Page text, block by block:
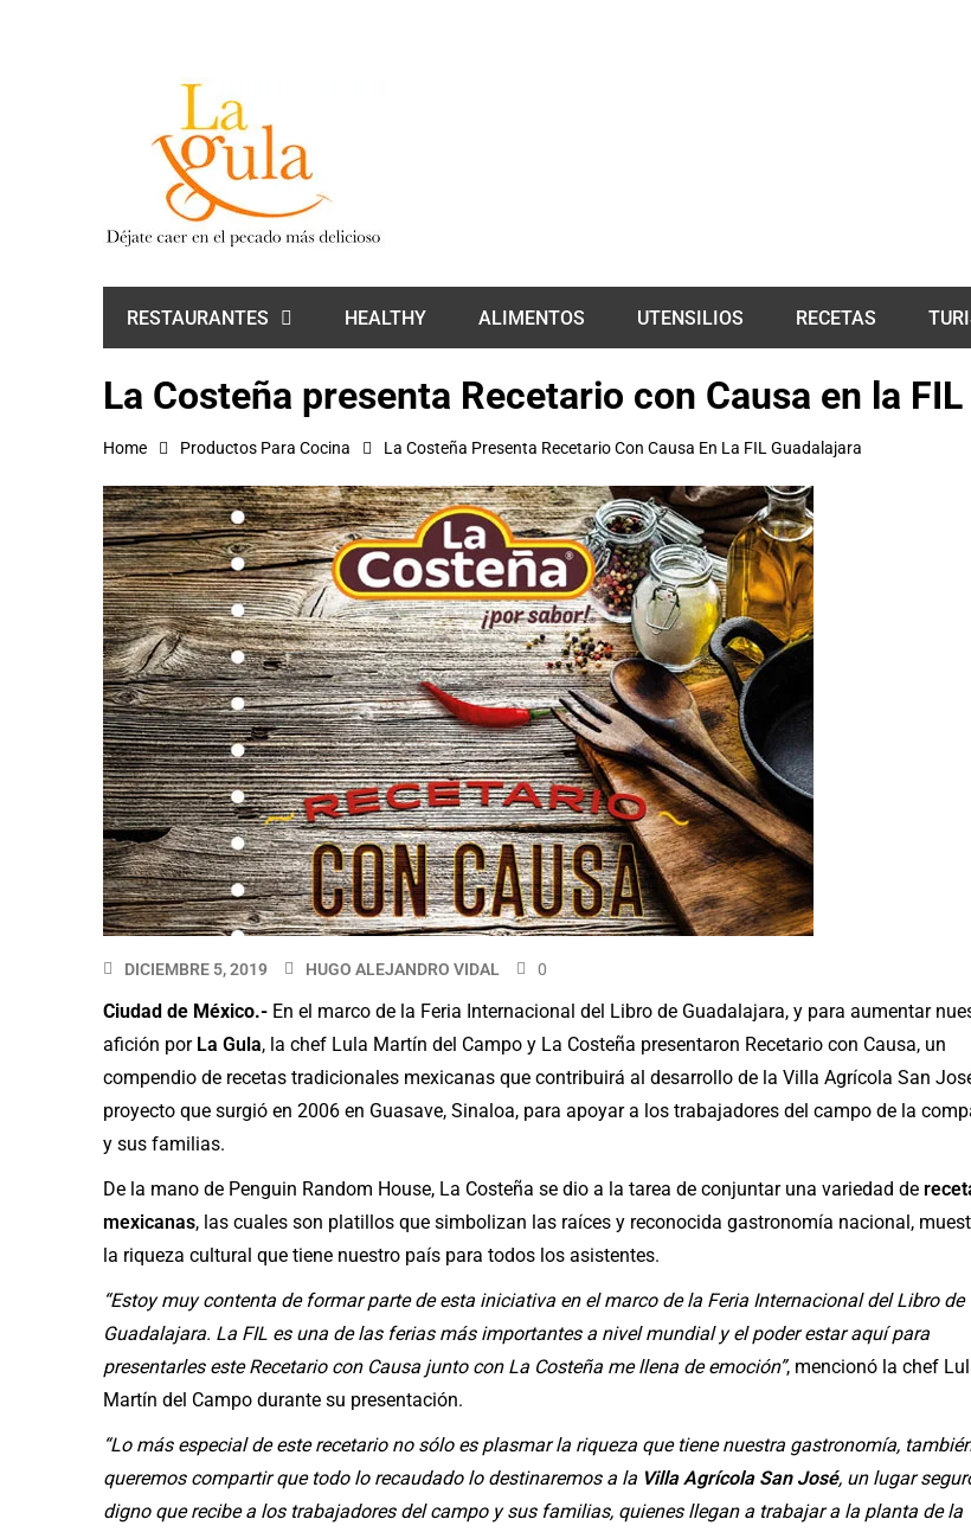
RESTAURANTES HEALTHY ALIMENTOS UTENSILIOS RECETAS
La Costeña presenta Recetario con Causa en la
Home Productos Para Cocina La Costeña Presenta Recetario Con Causa En La FIL Guadalajara
DICIEMBRE 5, 2019 HUGO ALEJANDRO VIDAL 0
Ciudad de México.- En el marco de la Feria Internacional del Libro de Guadalajara, y para aumentar
afición por La Gula, la chef Lula Martín del Campo y La Costeña presentaron Recetario con Causa, un
compendio de recetas tradicionales mexicanas que contribuirá al desarrollo de la Villa Agrícola San
proyecto que surgió en 2006 en Guasave, Sinaloa, para apoyar a los trabajadores del campo de la
y sus familias.
De la mano de Penguin Random House, La Costeña se dio a la tarea de conjuntar una variedad de
mexicanas, las cuales son platillos que simbolizan las raíces y reconocida gastronomía nacional,
la riqueza cultural que tiene nuestro país para todos los asistentes.
“Estoy muy contenta de formar parte de esta iniciativa en el marco de la Feria Internacional del Libro de
Guadalajara. La FIL es una de las ferias más importantes a nivel mundial y el poder estar aquí para
presentarles este Recetario con Causa junto con La Costeña me llena de emoción”, mencionó la chef
Martín del Campo durante su presentación.
“Lo más especial de este recetario no sólo es plasmar la riqueza que tiene nuestra gastronomía,
queremos compartir que todo lo recaudado lo destinaremos a la Villa Agrícola San José, un lugar
digno que recibe a los trabajadores del campo y sus familias, quienes llegan a trabajar a la planta de la